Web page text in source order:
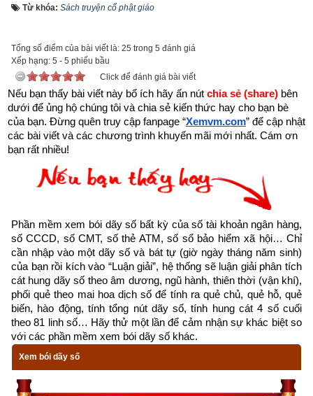
“Người làm việc thiện thì được thấy, kẻ làm việc ác không
Trên đời có người hành Đại Thiện, gặp kiếp nạn này cũng bình
an”
Như vậy chúng ta đang sống trong thời gian cuối cùng của
thời kỳ mạt pháp khi mà đạo đức nhân loại suy đồi, bại hoại
một phần nhỏ bé truyền bá tư tưởng phật pháp đến cho những
Từ khóa: Sách truyện cổ phật giáo
Tổng số điểm của bài viết là: 25 trong 5 đánh giá
Xếp hạng: 5 - 5 phiếu bầu
Click để đánh giá bài viết
Nếu bạn thấy bài viết này bổ ích hãy ấn nút chia sẻ (share) bên
dưới để ủng hộ chúng tôi và chia sẻ kiến thức hay cho bạn bè
của bạn. Đừng quên truy cập fanpage “Xemvm.com” để cập nhật
các bài viết và các chương trình khuyến mãi mới nhất. Cám ơn
bạn rất nhiều!
Phần mềm xem bói dãy số bất kỳ của số tài khoản ngân hàng,
số CCCD, số CMT, số thẻ ATM, số sổ bảo hiểm xã hội… Chỉ
cần nhập vào một dãy số và bát tự (giờ ngày tháng năm sinh)
của bạn rồi kích vào “Luận giải”, hệ thống sẽ luận giải phân tích
cát hung dãy số theo âm dương, ngũ hành, thiên thời (vận khí),
phối quẻ theo mai hoa dịch số để tính ra quẻ chủ, quẻ hỗ, quẻ
biến, hào động, tính tổng nút dãy số, tính hung cát 4 số cuối
theo 81 linh số… Hãy thử một lần để cảm nhận sự khác biệt so
với các phần mềm xem bói dãy số khác.
Xem bói dãy số